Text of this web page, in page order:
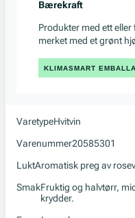
Bærekraft
Produkter med ett
merket med et grønt
KLIMASMART
VaretypeHvitvin
Varenummer20585301
LuktAromatisk preg av
SmakFruktig og halvtørr,
krydder.